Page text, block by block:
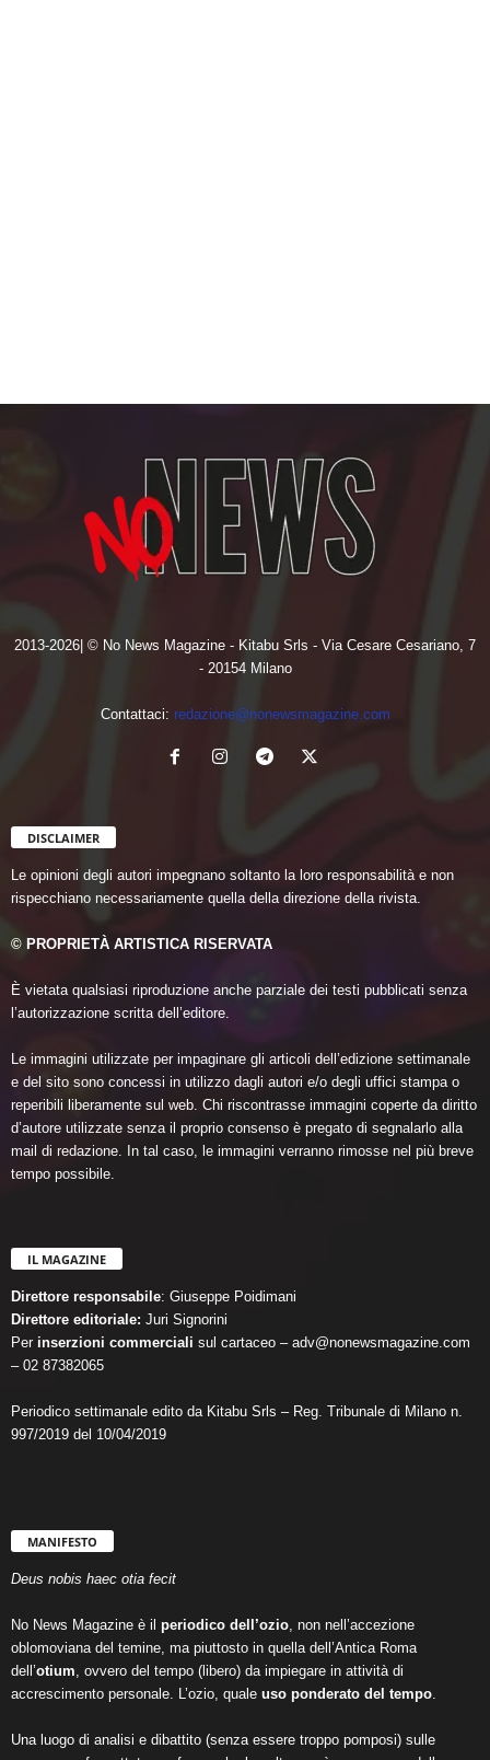
2013-2026| © No News Magazine - Kitabu Srls - Via Cesare Cesariano, 7
- 20154 Milano
Contattaci: redazione@nonewsmagazine.com
DISCLAIMER
Le opinioni degli autori impegnano soltanto la loro responsabilità e non
rispecchiano necessariamente quella della direzione della rivista.
© PROPRIETÀ ARTISTICA RISERVATA
È vietata qualsiasi riproduzione anche parziale dei testi pubblicati senza
l’autorizzazione scritta dell’editore.
Le immagini utilizzate per impaginare gli articoli dell’edizione settimanale
e del sito sono concessi in utilizzo dagli autori e/o degli uffici stampa o
reperibili liberamente sul web. Chi riscontrasse immagini coperte da diritto
d’autore utilizzate senza il proprio consenso è pregato di segnalarlo alla
mail di redazione. In tal caso, le immagini verranno rimosse nel più breve
tempo possibile.
IL MAGAZINE
Direttore responsabile: Giuseppe Poidimani
Direttore editoriale: Juri Signorini
Per inserzioni commerciali sul cartaceo – adv@nonewsmagazine.com
– 02 87382065
Periodico settimanale edito da Kitabu Srls – Reg. Tribunale di Milano n.
997/2019 del 10/04/2019
MANIFESTO
Deus nobis haec otia fecit
No News Magazine è il periodico dell’ozio , non nell’accezione
oblomoviana del temine, ma piuttosto in quella dell’Antica Roma
dell’otium , ovvero del tempo (libero) da impiegare in attività di
accrescimento personale. L’ozio, quale uso ponderato del tempo
Una luogo di analisi e dibattito (senza essere troppo pomposi) sulle